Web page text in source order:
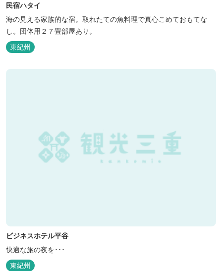
民宿ハタイ
海の見える家族的な宿。取れたての魚料理で真心こめておもてな
し。団体用２７畳部屋あり。
東紀州
ビジネスホテル平谷
快適な旅の夜を･･･
東紀州